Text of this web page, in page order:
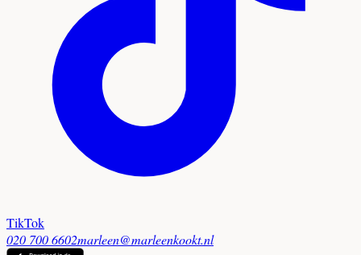
TikTok
020 700 6602marleen@marleenkookt.nl